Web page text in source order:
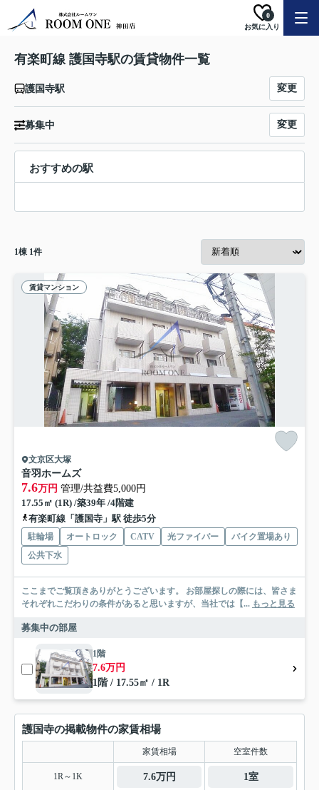
お気に入り
0
有楽町線 護国寺駅の賃貸物件一覧
護国寺駅 変更
募集中 変更
おすすめの駅
1棟 1件
賃貸マンション
文京区大塚
音羽ホームズ
7.6万円 管理/共益費5,000円
17.55㎡ (1R) /築39年 /4階建
有楽町線「護国寺」駅 徒歩5分
駐輪場 オートロック CATV 光ファイバー
バイク置場あり
公共下水
ここまでご覧頂きありがとうございます。 お部屋探しの際には、皆さま
それぞれこだわりの条件があると思いますが、当社では【... もっと見る
募集中の部屋
1階
7.6万円
1階 / 17.55㎡ / 1R
護国寺の掲載物件の家賃相場
家賃相場 空室件数
1R～1K 7.6万円 1室